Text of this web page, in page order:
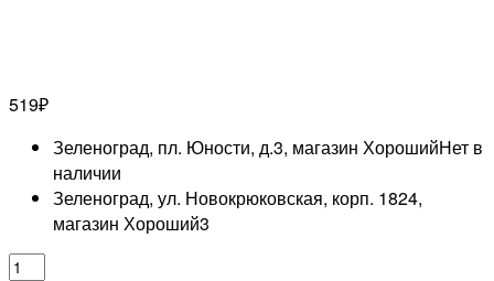
519₽
Зеленоград, пл. Юности, д.3, магазин ХорошийНет в
наличии
Зеленоград, ул. Новокрюковская, корп. 1824,
магазин Хороший3
Количество